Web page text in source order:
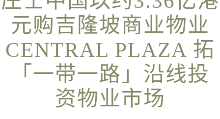
元购吉隆坡商业物业
CENTRAL PLAZA 拓
「一带一路」沿线投
资物业市场